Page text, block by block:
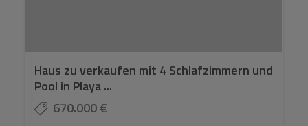
Haus zu verkaufen mit 4 Schlafzimmern und
Pool in Playa ...
670.000 €